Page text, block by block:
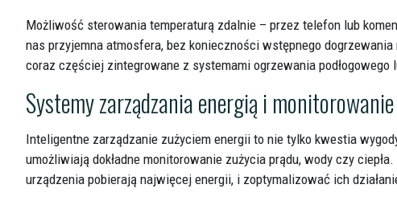
Możliwość sterowania temperaturą zdalnie – przez telefon lub
nas przyjemna atmosfera, bez konieczności wstępnego
coraz częściej zintegrowane z systemami ogrzewania
Systemy zarządzania energią i
Inteligentne zarządzanie zużyciem energii to nie tylko kwestia
umożliwiają dokładne monitorowanie zużycia prądu, wody czy
urządzenia pobierają najwięcej energii, i zoptymalizować ich